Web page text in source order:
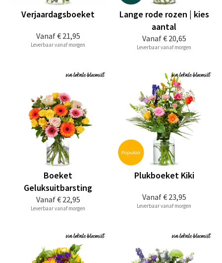
Vanaf€ 21,95
Verjaardagsboeket
Leverbaar vanaf morgen
Vanaf€ 20,65
Lange rode rozen | kies
aantal
Leverbaar vanaf morgen
Vanaf€ 22,95
Boeket
Geluksuitbarsting
Leverbaar vanaf morgen
Vanaf€ 23,95
Plukboeket Kiki
Leverbaar vanaf morgen